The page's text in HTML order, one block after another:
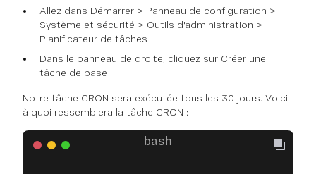
Allez dans Démarrer > Panneau de configuration >
Système et sécurité > Outils d'administration >
Planificateur de tâches
Dans le panneau de droite, cliquez sur Créer une
tâche de base
Notre tâche CRON sera exécutée tous les 30 jours. Voici
à quoi ressemblera la tâche CRON :